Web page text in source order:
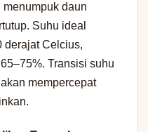
daun
Suhu ideal
derajat Celcius,
Transisi suhu
mempercepat